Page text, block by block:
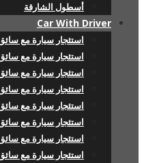
أسطول الشارقة
Car With Driver
استئجار سيارة مع
استئجار سيارة مع
استئجار سيارة مع
استئجار سيارة مع
استئجار سيارة مع
استئجار سيارة مع
استئجار سيارة مع
استئجار سيارة مع